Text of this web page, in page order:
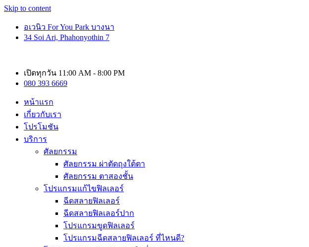
Skip to content
อเวนิว For You Park บางนา
34 Soi Ari, Phahonyothin 7
เปิดทุกวัน 11:00 AM - 8:00 PM
080 393 6669
หน้าแรก
เกี่ยวกับเรา
โปรโมชัน
บริการ
ศัลยกรรม
ศัลยกรรม ผ่าตัดถุงใต้ตา
ศัลยกรรม ตาสองชั้น
โปรแกรมแก้ไขฟิลเลอร์
ฉีดสลายฟิลเลอร์
ฉีดสลายฟิลเลอร์ปาก
โปรแกรมขูดฟิลเลอร์
โปรแกรมฉีดสลายฟิลเลอร์ ที่ไหนดี?